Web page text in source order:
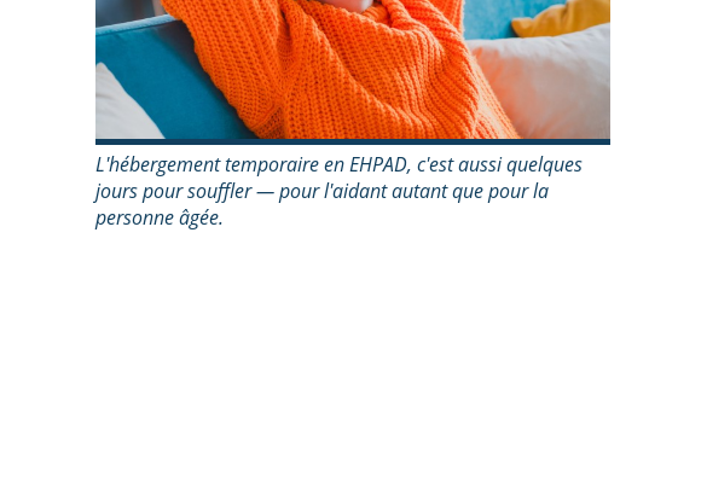
L'hébergement temporaire en EHPAD, c'est aussi quelques
jours pour souffler — pour l'aidant autant que pour la
personne âgée.